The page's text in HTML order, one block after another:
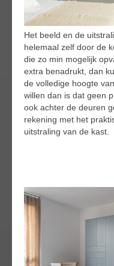
Het beeld en de
helemaal zelf door de
die zo min mogelijk
extra benadrukt, dan
de volledige hoogte
willen dan is dat geen
ook achter de deuren
rekening met het
uitstraling van de kast.